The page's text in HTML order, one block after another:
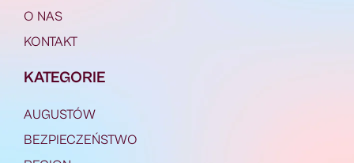
O NAS
KONTAKT
KATEGORIE
AUGUSTÓW
BEZPIECZEŃSTWO